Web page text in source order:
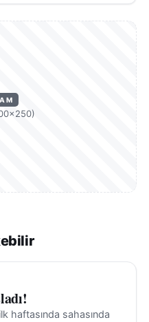
haftasında sahasında